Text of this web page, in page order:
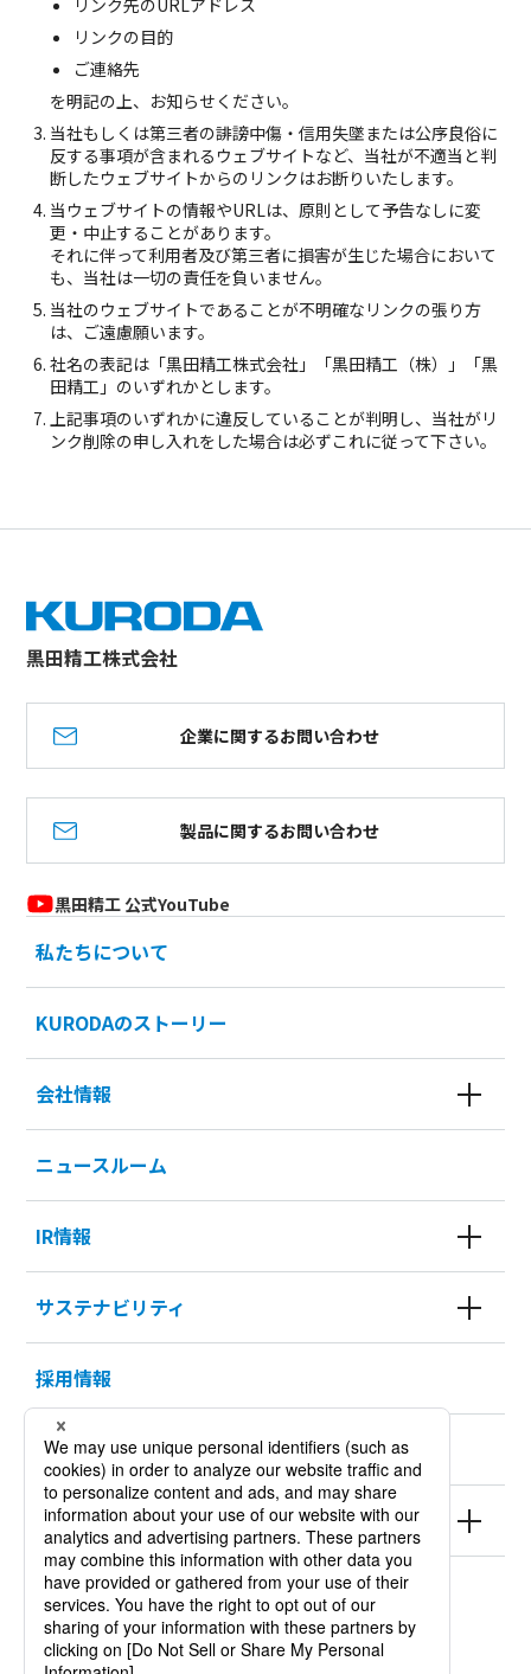
リンク先のURLアドレス
リンクの目的
ご連絡先
を明記の上、お知らせください。
当社もしくは第三者の誹謗中傷・信用失墜または公序良俗に
反する事項が含まれるウェブサイトなど、当社が不適当と判
断したウェブサイトからのリンクはお断りいたします。
当ウェブサイトの情報やURLは、原則として予告なしに変
更・中止することがあります。
それに伴って利用者及び第三者に損害が生じた場合において
も、当社は一切の責任を負いません。
当社のウェブサイトであることが不明確なリンクの張り方
は、ご遠慮願います。
社名の表記は「黒田精工株式会社」「黒田精工（株）」「黒
田精工」のいずれかとします。
上記事項のいずれかに違反していることが判明し、当社がリ
ンク削除の申し入れをした場合は必ずこれに従って下さい。
黒田精工株式会社
企業に関するお問い合わせ
製品に関するお問い合わせ
黒田精工 公式YouTube
私たちについて
KURODAのストーリー
会社情報
ニュースルーム
IR情報
サステナビリティ
採用情報
KURODA HISTORY 100
製品情報
サイトポリシー
個人情報保護方針